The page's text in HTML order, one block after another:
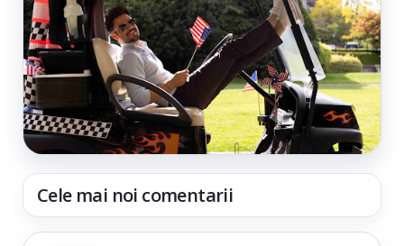
Cele mai noi comentarii